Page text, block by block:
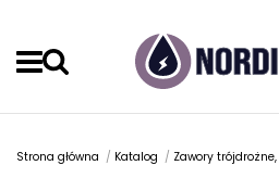
Strona główna Katalog Zawory